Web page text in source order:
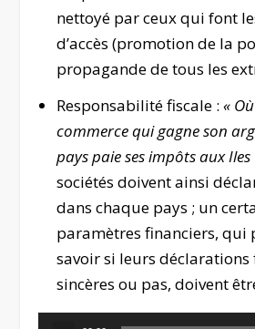
nettoyé par ceux qui font
d’accès (promotion de la
propagande de tous les
Responsabilité fiscale : «
commerce qui gagne son
pays paie ses impôts aux Iles
sociétés doivent ainsi
dans chaque pays ; un
paramètres financiers, qui
savoir si leurs déclarations
sincères ou pas, doivent
Lecteur